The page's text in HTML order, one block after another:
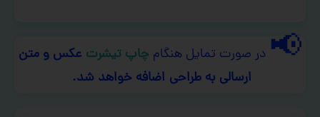
📢 در صورت تمایل هنگام چاپ تیشرت عکس و متن
ارسالی به طراحی اضافه خواهد شد.